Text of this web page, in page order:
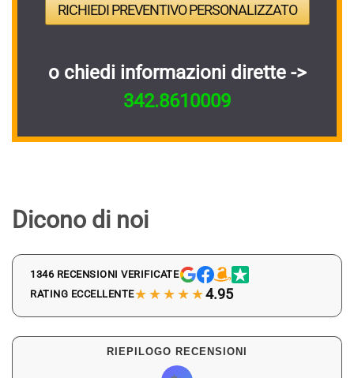
RICHIEDI PREVENTIVO PERSONALIZZATO
o chiedi informazioni dirette ->
342.8610009
Dicono di noi
1346 RECENSIONI VERIFICATE
RATING ECCELLENTE★★★★★4.95
RIEPILOGO RECENSIONI